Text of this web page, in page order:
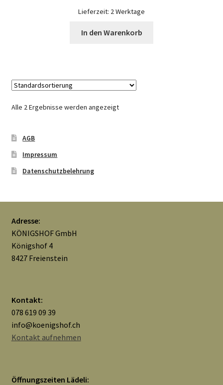
CHF 39.90
Lieferzeit: 2 Werktage
In den Warenkorb
Alle 2 Ergebnisse werden angezeigt
AGB
Impressum
Datenschutzbelehrung
Adresse:
KÖNIGSHOF GmbH
Königshof 4
8427 Freienstein
Kontakt:
078 619 09 39
info@koenigshof.ch
Kontakt aufnehmen
Öffnungszeiten Lädeli: